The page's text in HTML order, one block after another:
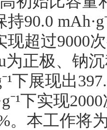
持90.0
现超过
为正极、钠
下展现出
下实现
。本工作将